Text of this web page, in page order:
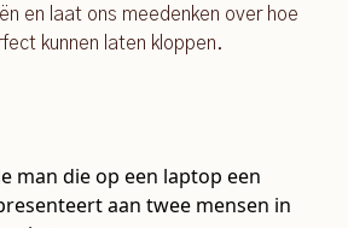
en laat ons meedenken over hoe
kunnen laten kloppen.